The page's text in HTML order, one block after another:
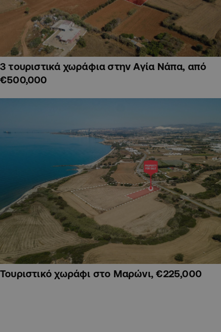
3 τουριστικά χωράφια στην Αγία Νάπα, από
€500,000
Τουριστικό χωράφι στο Μαρώνι, €225,000